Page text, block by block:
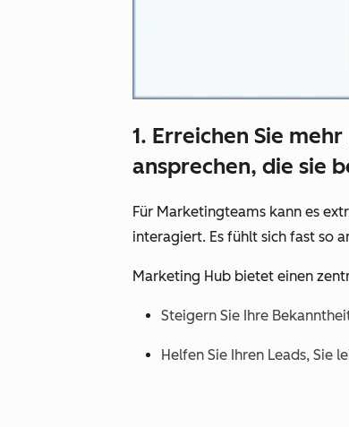
1. Erreichen Sie
ansprechen, die sie
Für Marketingteams kann es
interagiert. Es fühlt sich fast so
Marketing Hub bietet einen
Steigern Sie Ihre
Helfen Sie Ihren Leads, Sie